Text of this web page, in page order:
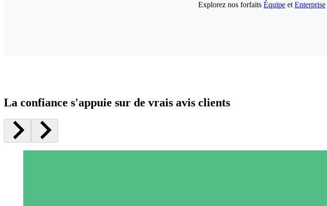
Explorez nos forfaits Équipe et Enterprise
La confiance s'appuie sur de vrais avis clients